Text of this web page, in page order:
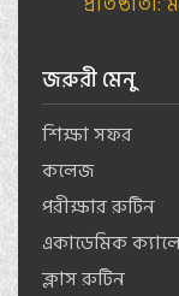
জরুরী মেনু
শিক্ষা সফর
কলেজ
পরীক্ষার রুটিন
একাডেমিক
ক্লাস রুটিন